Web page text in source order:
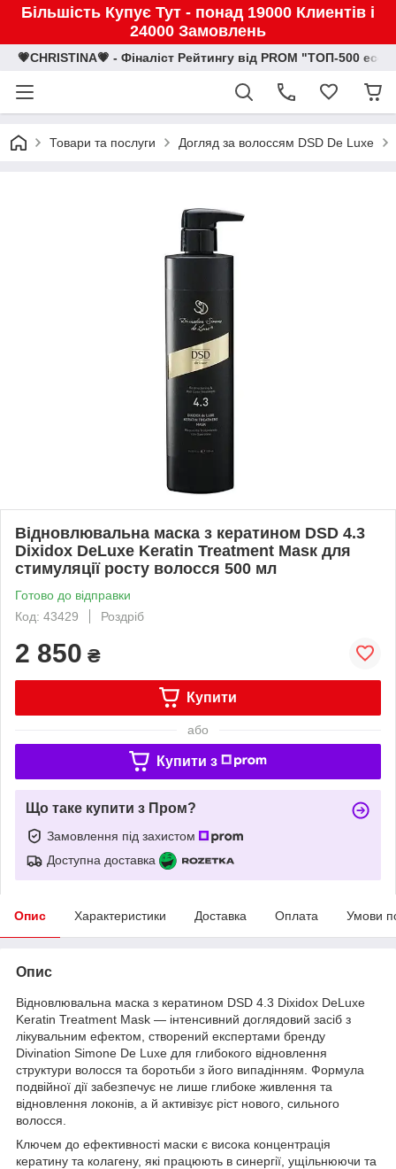
Більшість Купує Тут - понад 19000 Клиентів і
24000 Замовлень
💗CHRISTINA💗 - Фіналіст Рейтингу від PROM "ТОП-500
Товари та послуги Догляд за волоссям DSD De Luxe
Відновлювальна маска з кератином DSD 4.3
Dixidox DeLuxe Keratin Treatment Маѕк для
стимуляції росту волосся 500 мл
Готово до відправки
Код: 43429
Роздріб
2 850 ₴
Купити
або
Купити з
Що таке купити з Пром?
Замовлення під захистом
Доступна доставка
Опис Характеристики Доставка Оплата Умови
Опис
Відновлювальна маска з кератином DSD 4.3 Dixidox DeLuxe
Keratin Treatment Mask — інтенсивний доглядовий засіб з
лікувальним ефектом, створений експертами бренду
Divination Simone De Luxe для глибокого відновлення
структури волосся та боротьби з його випадінням. Формула
подвійної дії забезпечує не лише глибоке живлення та
відновлення локонів, а й активізує ріст нового, сильного
волосся.
Ключем до ефективності маски є висока концентрація
кератину та колагену, які працюють в синергії, ущільнюючи та